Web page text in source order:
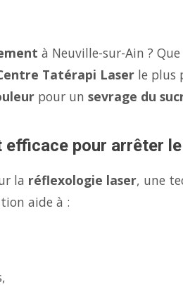
à Neuville-sur-Ain ?
Tatérapi Laser le plus
pour un sevrage du
pour arrêter
la réflexologie laser, une
aide à :